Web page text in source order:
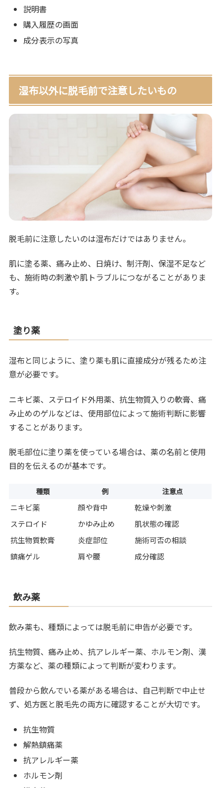
説明書
購入履歴の画面
成分表示の写真
湿布以外に脱毛前で注意したいもの
脱毛前に注意したいのは湿布だけではありません。
肌に塗る薬、痛み止め、日焼け、制汗剤、保湿不足など
も、施術時の刺激や肌トラブルにつながることがありま
す。
塗り薬
湿布と同じように、塗り薬も肌に直接成分が残るため注
意が必要です。
ニキビ薬、ステロイド外用薬、抗生物質入りの軟膏、痛
み止めのゲルなどは、使用部位によって施術判断に影響
することがあります。
脱毛部位に塗り薬を使っている場合は、薬の名前と使用
目的を伝えるのが基本です。
種類 例 注意点
ニキビ薬 顔や背中
乾燥や刺激
ステロイド
かゆみ止め
肌状態の確認
抗生物質軟膏
炎症部位
施術可否の相談
鎮痛ゲル
肩や腰 成分確認
飲み薬
飲み薬も、種類によっては脱毛前に申告が必要です。
抗生物質、痛み止め、抗アレルギー薬、ホルモン剤、漢
方薬など、薬の種類によって判断が変わります。
普段から飲んでいる薬がある場合は、自己判断で中止せ
ず、処方医と脱毛先の両方に確認することが大切です。
抗生物質
解熱鎮痛薬
抗アレルギー薬
ホルモン剤